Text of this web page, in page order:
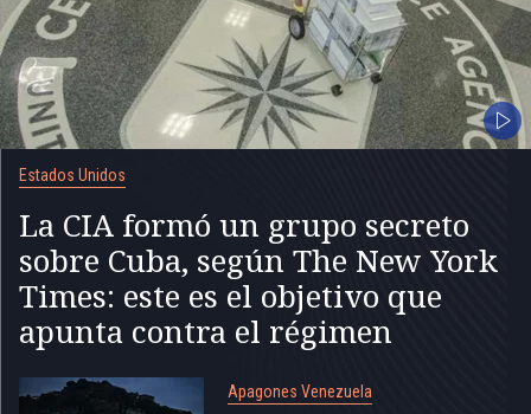
Estados Unidos
La CIA formó un grupo secreto
sobre Cuba, según The New York
Times: este es el objetivo que
apunta contra el régimen
Apagones Venezuela